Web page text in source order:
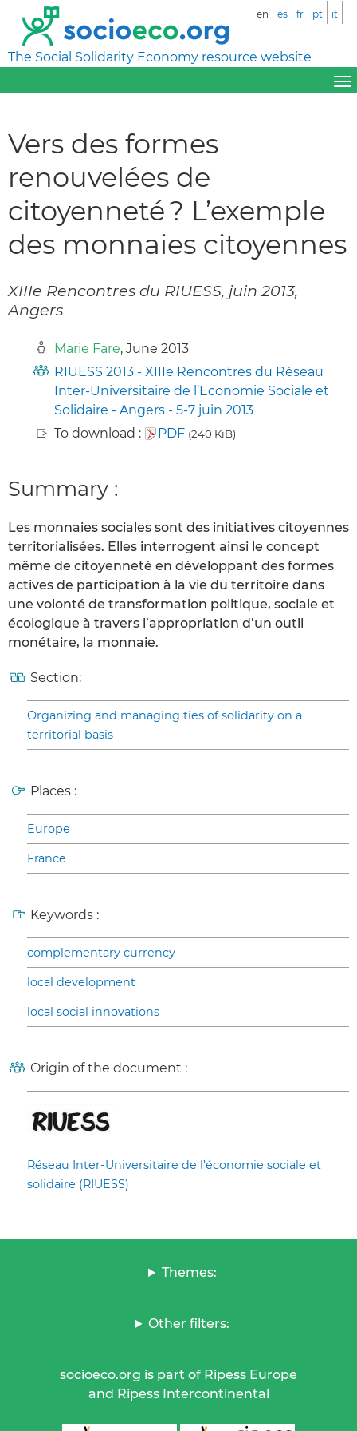
The Social Solidarity Economy resource website
en es fr pt it
Vers des formes
renouvelées de
citoyenneté ? L’exemple
des monnaies citoyennes
XIIIe Rencontres du RIUESS, juin 2013,
Angers
Marie Fare, June 2013
RIUESS 2013 - XIIIe Rencontres du Réseau
Inter-Universitaire de l’Economie Sociale et
Solidaire - Angers - 5-7 juin 2013
To download :
PDF (240 KiB)
Summary :
Les monnaies sociales sont des initiatives citoyennes
territorialisées. Elles interrogent ainsi le concept
même de citoyenneté en développant des formes
actives de participation à la vie du territoire dans
une volonté de transformation politique, sociale et
écologique à travers l’appropriation d’un outil
monétaire, la monnaie.
Section:
Organizing and managing ties of solidarity on a
territorial basis
Places :
Europe
France
Keywords :
complementary currency
local development
local social innovations
Origin of the document :
Réseau Inter-Universitaire de l’économie sociale et
solidaire (RIUESS)
Themes:
Other filters:
socioeco.org is part of Ripess Europe
and Ripess Intercontinental